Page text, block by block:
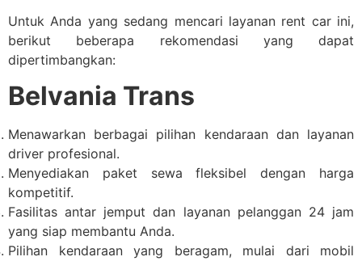
Untuk Anda yang sedang mencari layanan rent car ini,
berikut beberapa rekomendasi yang dapat
dipertimbangkan:
Belvania Trans
Menawarkan berbagai pilihan kendaraan dan layanan
driver profesional.
Menyediakan paket sewa fleksibel dengan harga
kompetitif.
Fasilitas antar jemput dan layanan pelanggan 24 jam
yang siap membantu Anda.
Pilihan kendaraan yang beragam, mulai dari mobil